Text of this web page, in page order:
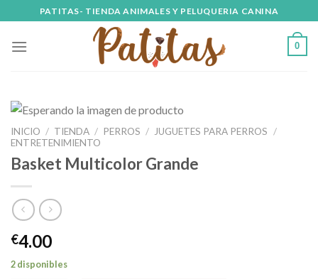
to
content
PATITAS- TIENDA ANIMALES Y PELUQUERIA CANINA
0
INICIO / TIENDA / PERROS / JUGUETES PARA PERROS /
ENTRETENIMIENTO
Basket Multicolor Grande
€4.00
2 disponibles